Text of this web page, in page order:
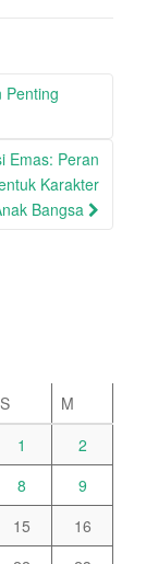
Penting
Emas: Peran
Karakter
Bangsa
S
M
1
2
8
9
15
16